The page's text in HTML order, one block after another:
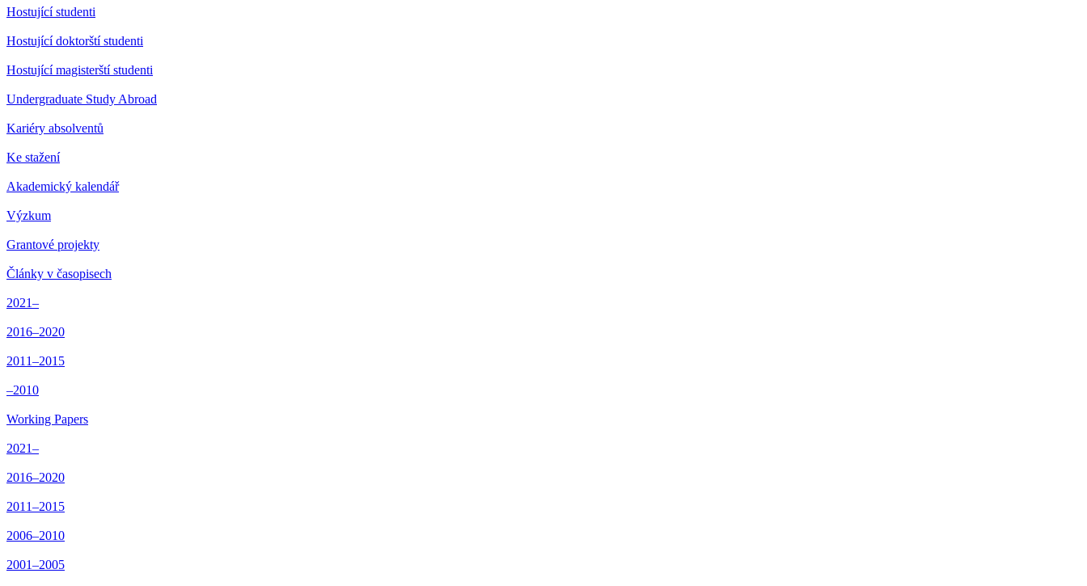
Hostující studenti
Hostující doktorští studenti
Hostující magisterští studenti
Undergraduate Study Abroad
Kariéry absolventů
Ke stažení
Akademický kalendář
Výzkum
Grantové projekty
Články v časopisech
2021–
2016–2020
2011–2015
–2010
Working Papers
2021–
2016–2020
2011–2015
2006–2010
2001–2005